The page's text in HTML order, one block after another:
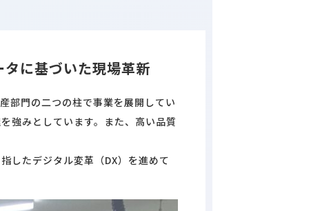
に基づいた現場革新
部門の二つの柱で事業を展開してい
強みとしています。また、高い品質
したデジタル変革（DX）を進めて